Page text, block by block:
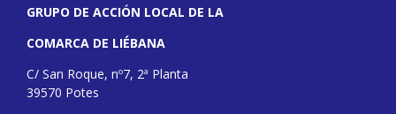
GRUPO DE ACCIÓN LOCAL DE LA
COMARCA DE LIÉBANA
C/ San Roque, nº7, 2ª Planta
39570 Potes